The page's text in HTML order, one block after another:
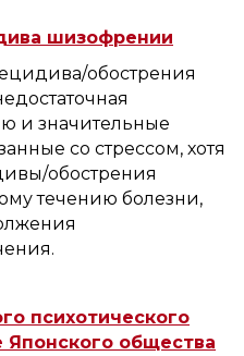
шизофрении
обострения
и значительные
со стрессом, хотя
обострения
течению болезни,
психотического
общества